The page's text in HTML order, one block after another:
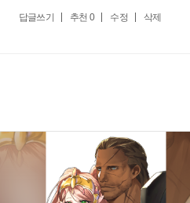
답글쓰기 추천 0 수정 삭제